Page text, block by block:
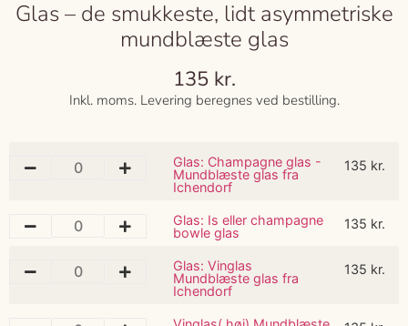
Glas – de smukkeste, lidt asymmetriske
mundblæste glas
135 kr.
Inkl. moms. Levering beregnes ved bestilling.
Glas: Champagne glas -
Mundblæste glas fra
Ichendorf
135 kr.
Glas: Is eller champagne
bowle glas
135 kr.
Glas: Vinglas
Mundblæste glas fra
Ichendorf
135 kr.